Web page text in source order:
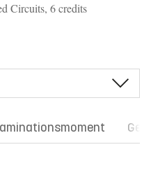
Circuits, 6 credits